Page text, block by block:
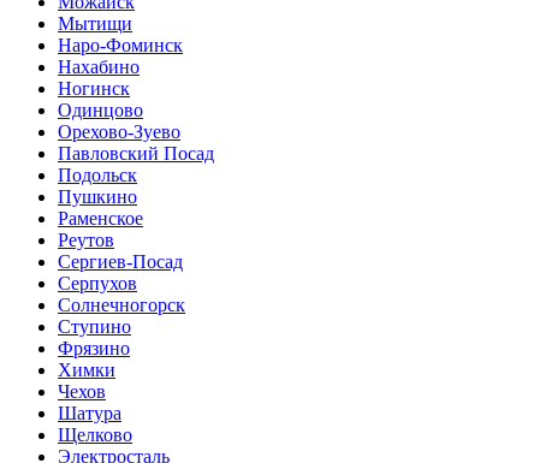
Мытищи
Наро-Фоминск
Нахабино
Ногинск
Одинцово
Орехово-Зуево
Павловский Посад
Подольск
Пушкино
Раменское
Реутов
Сергиев-Посад
Серпухов
Солнечногорск
Ступино
Фрязино
Химки
Чехов
Шатура
Щелково
Электросталь